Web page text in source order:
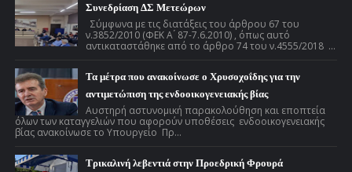
Συνεδρίαση ΔΣ Μετεώρων
Σύμφωνα με τις διατάξεις του άρθρου 67 του
ν.3852/2010 (ΦΕΚ Α ́ 87-7.6.2010) , όπως αυτό
αντικαταστάθηκε από το άρθρο 74 του ν.4555/2018 ...
Τα μέτρα που ανακοίνωσε ο Χρυσοχοΐδης για την
αντιμετώπιση της ενδοοικογενειακής βίας
Αυστηρή αστυνομική παρακολούθηση και εποπτεία
όλων των καταγγελιών που αφορούν υποθέσεις ενδοοικογενειακής
βίας ανακοίνωσε το Υπουργείο Πρ...
Τρικαλινή λεβεντιά στην Προεδρική Φρουρά